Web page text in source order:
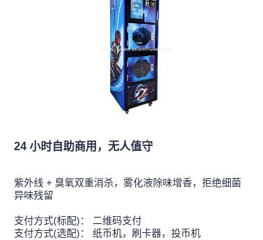
24 小时自助商用，无人值守
紫外线 + 臭氧双重消杀，雾化液除味增香，拒绝细菌
异味残留
支付方式(标配)： 二维码支付
支付方式(选配)： 纸币机，刷卡器，投币机